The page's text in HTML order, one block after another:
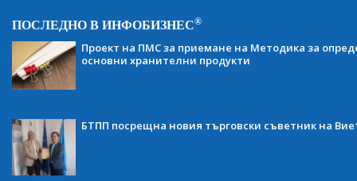
ПОСЛЕДНО В ИНФОБИЗНЕС®
Проект на ПМС за приемане на Методика за
основни хранителни продукти
БТПП посрещна новия търговски съветник на